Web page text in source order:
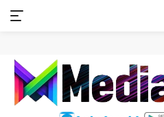
Skip
content